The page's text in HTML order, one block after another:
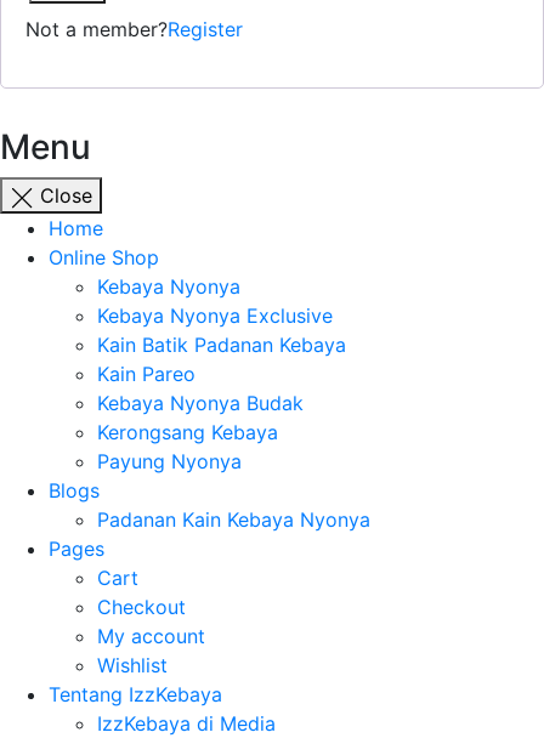
Not a member?Register
Menu
Close
Home
Online Shop
Kebaya Nyonya
Kebaya Nyonya Exclusive
Kain Batik Padanan Kebaya
Kain Pareo
Kebaya Nyonya Budak
Kerongsang Kebaya
Payung Nyonya
Blogs
Padanan Kain Kebaya Nyonya
Pages
Cart
Checkout
My account
Wishlist
Tentang IzzKebaya
IzzKebaya di Media